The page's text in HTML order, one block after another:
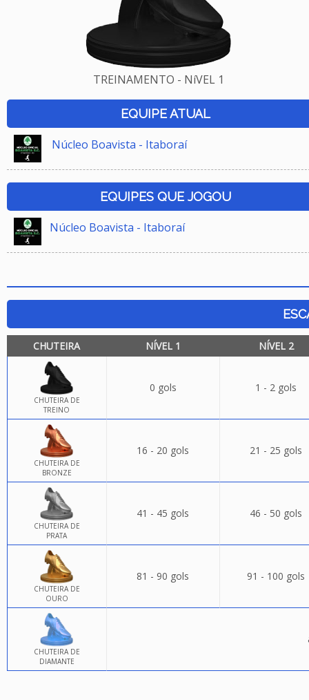
TREINAMENTO - NíVEL 1
EQUIPE ATUAL
Núcleo Boavista - Itaboraí
EQUIPES QUE JOGOU
Núcleo Boavista - Itaboraí
CHUTEIRA NÍVEL 1 NÍVEL 2
CHUTEIRA DE
TREINO
0 gols 1 - 2 gols
CHUTEIRA DE
BRONZE
16 - 20 gols 21 - 25 gols
CHUTEIRA DE
PRATA
41 - 45 gols 46 - 50 gols
CHUTEIRA DE
OURO
81 - 90 gols 91 - 100 gols
CHUTEIRA DE
DIAMANTE